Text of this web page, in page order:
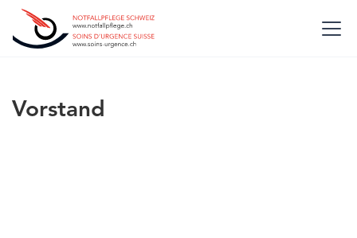
Vorstand